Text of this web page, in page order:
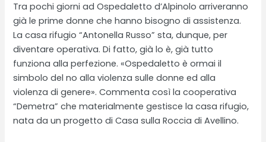
Tra pochi giorni ad Ospedaletto d’Alpinolo arriveranno
già le prime donne che hanno bisogno di assistenza.
La casa rifugio “Antonella Russo” sta, dunque, per
diventare operativa. Di fatto, già lo è, già tutto
funziona alla perfezione. «Ospedaletto è ormai il
simbolo del no alla violenza sulle donne ed alla
violenza di genere». Commenta così la cooperativa
“Demetra” che materialmente gestisce la casa rifugio,
nata da un progetto di Casa sulla Roccia di Avellino.